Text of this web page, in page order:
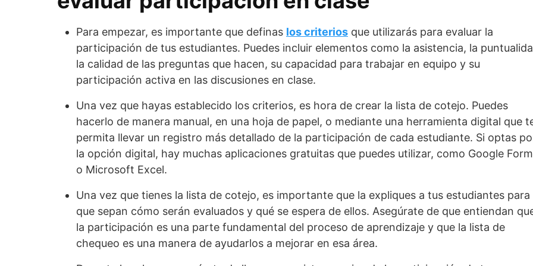
Para empezar, es importante que definas los criterios que utilizarás para evaluar la
participación de tus estudiantes. Puedes incluir elementos como la asistencia, la
la calidad de las preguntas que hacen, su capacidad para trabajar en equipo y su
participación activa en las discusiones en clase.
Una vez que hayas establecido los criterios, es hora de crear la lista de cotejo. Puedes
hacerlo de manera manual, en una hoja de papel, o mediante una herramienta digital que
permita llevar un registro más detallado de la participación de cada estudiante. Si optas
la opción digital, hay muchas aplicaciones gratuitas que puedes utilizar, como Google
o Microsoft Excel.
Una vez que tienes la lista de cotejo, es importante que la expliques a tus estudiantes para
que sepan cómo serán evaluados y qué se espera de ellos. Asegúrate de que entiendan
la participación es una parte fundamental del proceso de aprendizaje y que la lista de
chequeo es una manera de ayudarlos a mejorar en esa área.